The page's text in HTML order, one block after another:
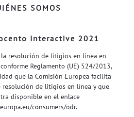
SOMOS
interactive 2021
resolución de litigios en línea en
Reglamento (UE) 524/2013,
que la Comisión Europea facilita
resolución de litigios en línea y que
disponible en el enlace
consumers/odr.